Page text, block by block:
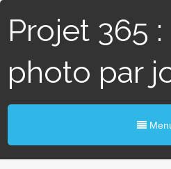
Projet 365
photo par